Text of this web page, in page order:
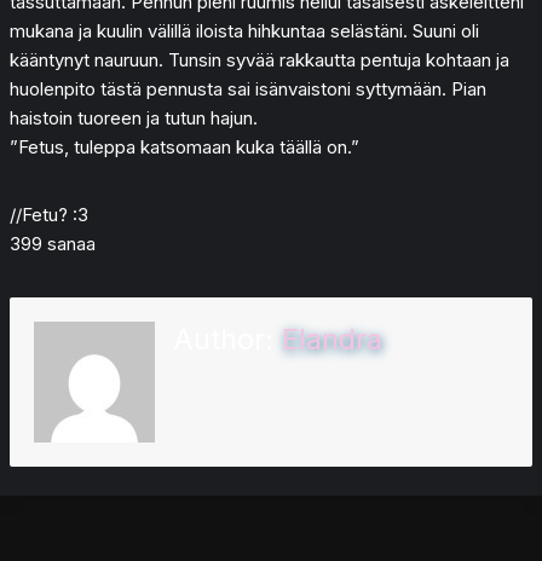
mukana ja kuulin välillä iloista hihkuntaa selästäni. Suuni oli
kääntynyt nauruun. Tunsin syvää rakkautta pentuja kohtaan ja
huolenpito tästä pennusta sai isänvaistoni syttymään. Pian
haistoin tuoreen ja tutun hajun.
”Fetus, tuleppa katsomaan kuka täällä on.”
//Fetu? :3
399 sanaa
Elandra